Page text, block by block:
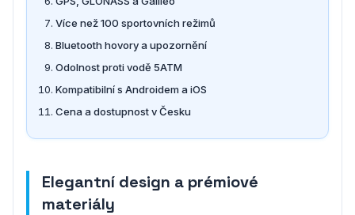
Více než 100 sportovních režimů
Bluetooth hovory a upozornění
Odolnost proti vodě 5ATM
Kompatibilní s Androidem a iOS
Cena a dostupnost v Česku
Elegantní design a prémiové
materiály